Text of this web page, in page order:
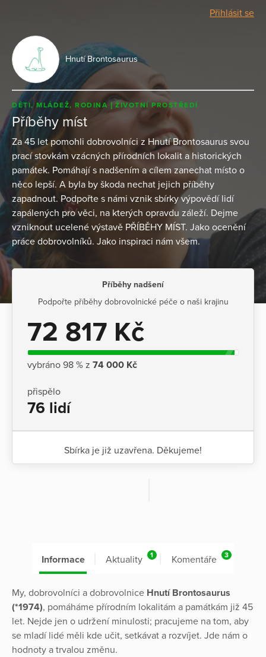
Přihlásit se
Hnutí Brontosaurus
DĚTI, MLÁDEŽ, RODINA ŽIVOTNÍ PROSTŘEDÍ
Příběhy míst
Za 45 let pomohli dobrovolníci z Hnutí Brontosaurus svou
prací stovkám vzácných přírodních lokalit a historických
památek. Pomáhají s nadšením a cílem zanechat místo o
něco lepší. A byla by škoda nechat jejich příběhy
zapadnout. Podpořte s námi vznik sbírky výpovědí lidí
zapálených pro věci, na kterých opravdu záleží. Dejme
vzniknout ucelené výstavě PŘÍBĚHY MÍST. Jako ocenění
práce dobrovolníků. Jako inspiraci nám všem.
Příběhy nadšení
Podpořte příběhy dobrovolnické péče o naši krajinu
72 817 Kč
vybráno 98 % z 74 000 Kč
přispělo
76 lidí
Sbírka je již uzavřena. Děkujeme!
Informace Aktuality 1 Komentáře 3
My, dobrovolníci a dobrovolnice Hnutí Brontosaurus
(*1974), pomáháme přírodním lokalitám a památkám již 45
let. Nejde jen o udržení minulosti; pracujeme na tom, aby
se mladí lidé měli kde učit, setkávat a rozvíjet. Jde nám o
hodnoty a trvalou změnu.